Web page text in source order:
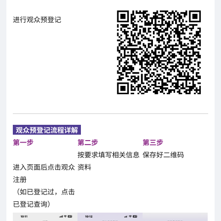
进行观众预登记
观众预登记流程详解
第一步
进入页面后点击观众
注册
（如已登记过，点击
已登记查询）
第二步
按要求填写相关信息
资料
第三步
保存好二维码